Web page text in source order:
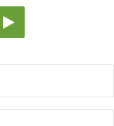
Google